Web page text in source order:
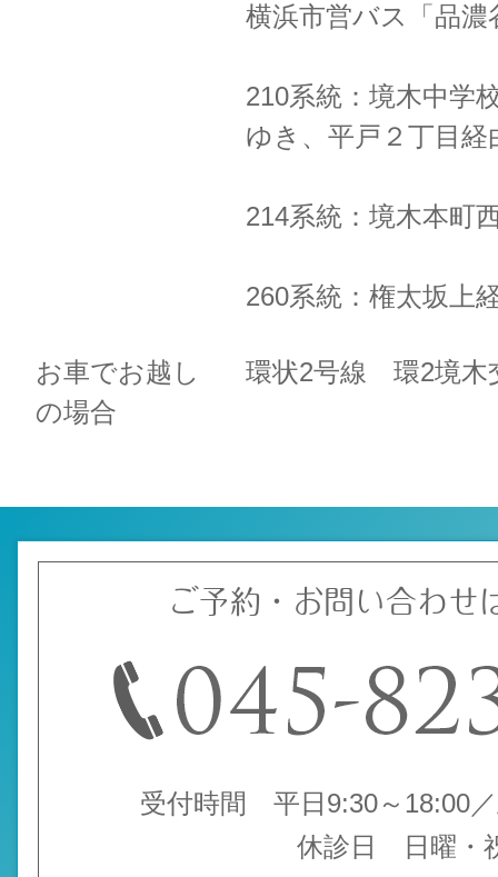
横浜市営バス「品
210系統：境木中学
ゆき、 平戸２丁目経
214系統：境木本町
260系統：権太坂上
お車でお越し
の場合
環状2号線 環2境木
ご予約・お問い合わせ
受付時間 平日9:30～18:00
休診日 日曜・